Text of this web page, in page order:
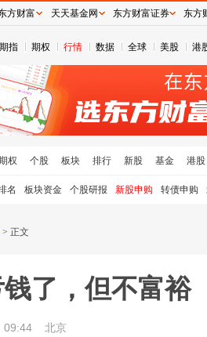
期指 期权 行情 数据 全球 美股 港
权 个股 板块 排行 新股 基金 港股
名 板块资金 个股研报 新股申购 转债申购
> 正文
了，但不富裕
09:44 北京
方财富 天天基金网 东方财富证券 东方